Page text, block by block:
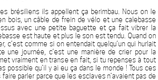
brésiliens ils appellent ça berimbau. Nous on le
bois, un câble de frein de vélo et une calebasse
avec une petite baguette et ça fait vibrer la
est haute et plus le son est tendu. Quand on
c’est comme si on entendait quelqu’un qui hurlait
une journée, c’est une manière de crier pour la
vraiment en transe en fait, si tu repenses à tout
possible qu’il y ai eu ça dans le monde ! Tous ces
parler parce que les esclaves n’avaient pas de